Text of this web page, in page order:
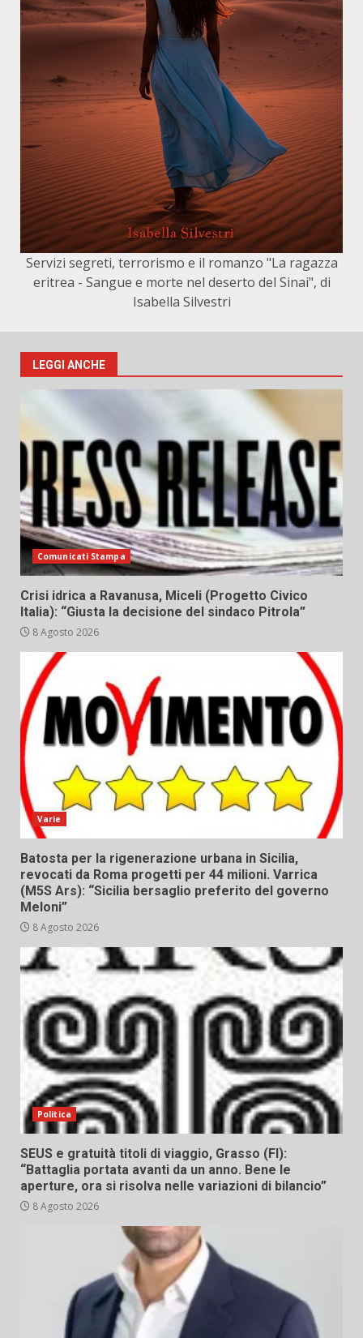
Servizi segreti, terrorismo e il romanzo "La ragazza
eritrea - Sangue e morte nel deserto del Sinai", di
Isabella Silvestri
LEGGI ANCHE
Comunicati Stampa
Crisi idrica a Ravanusa, Miceli (Progetto Civico
Italia): “Giusta la decisione del sindaco Pitrola”
8 Agosto 2026
Varie
Batosta per la rigenerazione urbana in Sicilia,
revocati da Roma progetti per 44 milioni. Varrica
(M5S Ars): “Sicilia bersaglio preferito del governo
Meloni”
8 Agosto 2026
Politica
SEUS e gratuità titoli di viaggio, Grasso (FI):
“Battaglia portata avanti da un anno. Bene le
aperture, ora si risolva nelle variazioni di bilancio”
8 Agosto 2026